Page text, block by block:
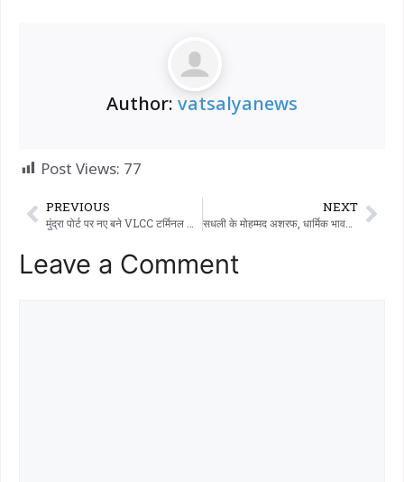
Author: vatsalyanews
Post Views: 77
PREVIOUS NEXT
सधली के मोहम्मद अशरफ, धार्मिक भावना की एक प्रेरणादायक मिसाल, साढ़े पांच साल की छोटी सी उम्र में रोज़ा रखते हुए
Leave a Comment